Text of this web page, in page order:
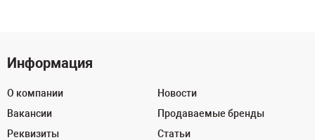
Информация
О компании
Вакансии
Реквизиты
Новости
Продаваемые бренды
Статьи